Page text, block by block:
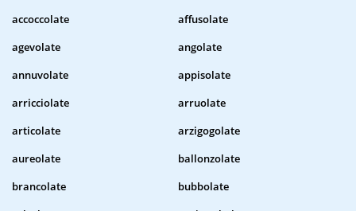
accoccolate
affusolate
agevolate
angolate
annuvolate
appisolate
arricciolate
arruolate
articolate
arzigogolate
aureolate
ballonzolate
brancolate
bubbolate